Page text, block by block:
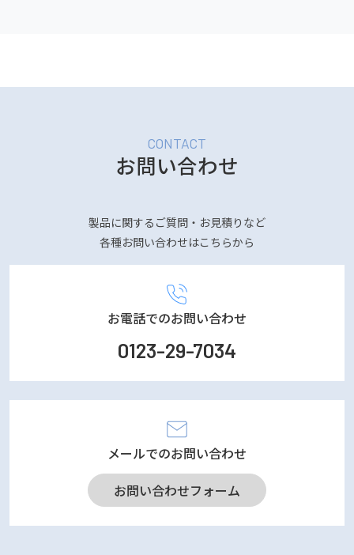
お問い合わせ
製品に関するご質問・お見積りなど
各種お問い合わせはこちらから
お電話でのお問い合わせ
0123-29-7034
メールでのお問い合わせ
お問い合わせフォーム